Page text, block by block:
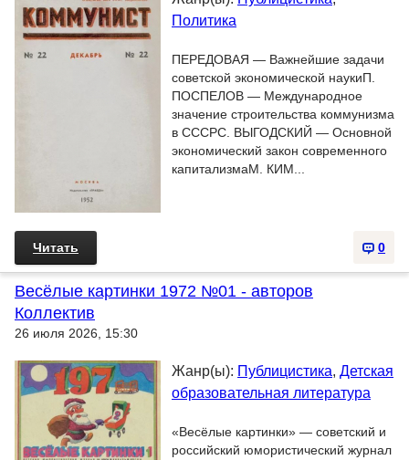
Политика
ПЕРЕДОВАЯ — Важнейшие задачи
советской экономической наукиП.
ПОСПЕЛОВ — Международное
значение строительства коммунизма
в СССРС. ВЫГОДСКИЙ — Основной
экономический закон современного
капитализмаМ. КИМ...
0
Читать
Весёлые картинки 1972 №01 - авторов
Коллектив
26 июля 2026, 15:30
Жанр(ы): Публицистика, Детская
образовательная литература
«Весёлые картинки» — советский и
российский юмористический журнал